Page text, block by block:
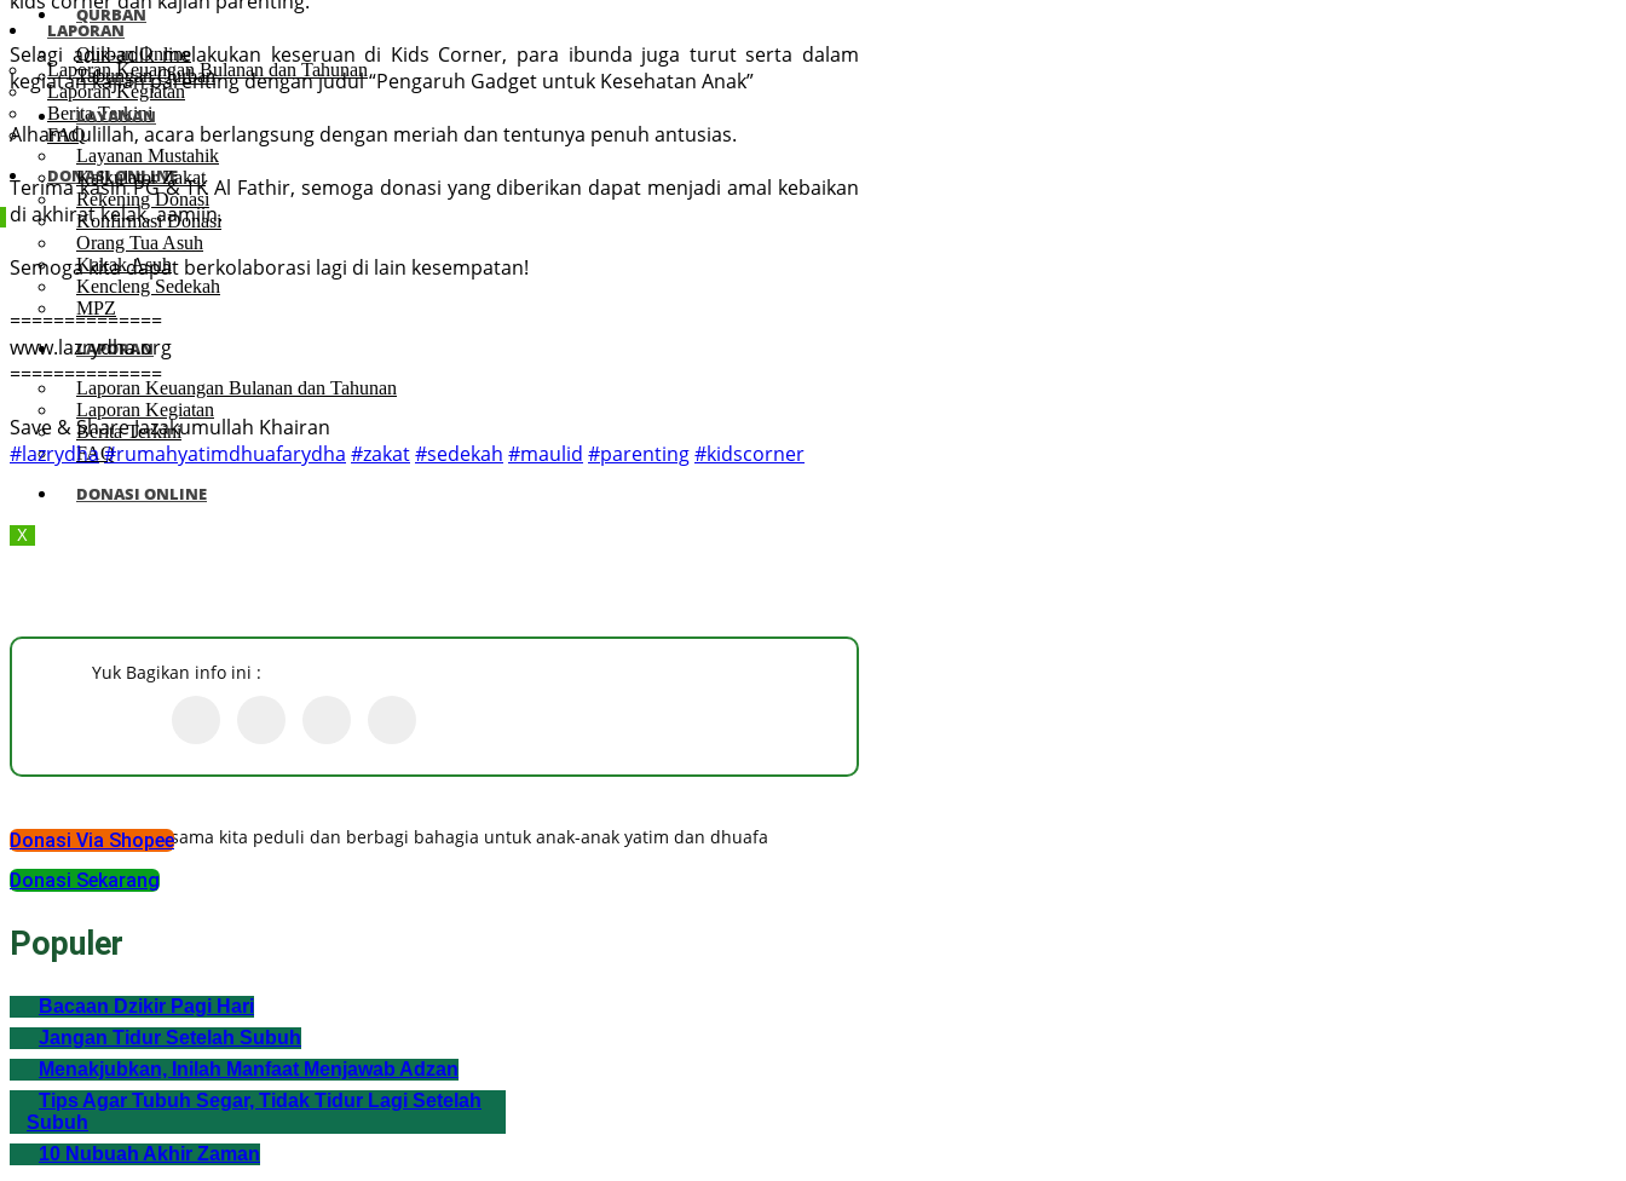
LAPORAN
Laporan Keuangan Bulanan dan Tahunan
Laporan Kegiatan
Berita Terkini
FAQ
DONASI ONLINE
QURBAN
Qurban Online
Tabungan Qurban
LAYANAN
Layanan Mustahik
Kalkulator Zakat
Rekening Donasi
Konfirmasi Donasi
Orang Tua Asuh
Kakak Asuh
Kencleng Sedekah
MPZ
LAPORAN
Laporan Keuangan Bulanan dan Tahunan
Laporan Kegiatan
Berita Terkini
FAQ
DONASI ONLINE
X
Selagi adik-adik melakukan keseruan di Kids Corner, para ibunda juga turut serta dalam
kegiatan kajian parenting dengan judul “Pengaruh Gadget untuk Kesehatan Anak”
Alhamdulillah, acara berlangsung dengan meriah dan tentunya penuh antusias.
Terima kasih PG & TK Al Fathir, semoga donasi yang diberikan dapat menjadi amal kebaikan
di akhirat kelak, aamiin.
Semoga kita dapat berkolaborasi lagi di lain kesempatan!
==============
www.lazrydha.org
==============
Save & Share Jazakumullah Khairan
#lazrydha#rumahyatimdhuafarydha #zakat#sedekah #maulid #parenting#kidscorner
Yuk Bagikan info ini :
Mari bersama kita peduli dan berbagi bahagia untuk anak-anak yatim dan dhuafa
Donasi Via Shopee
Donasi Sekarang
Populer
Bacaan Dzikir Pagi Hari
Jangan Tidur Setelah Subuh
Menakjubkan, Inilah Manfaat Menjawab Adzan
Tips Agar Tubuh Segar, Tidak Tidur Lagi Setelah
Subuh
10 Nubuah Akhir Zaman